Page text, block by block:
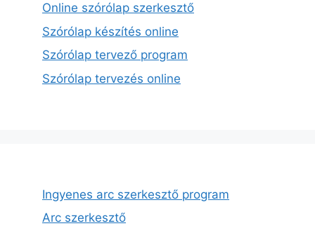
Online szórólap szerkesztő
Szórólap készítés online
Szórólap tervező program
Szórólap tervezés online
Ingyenes arc szerkesztő program
Arc szerkesztő